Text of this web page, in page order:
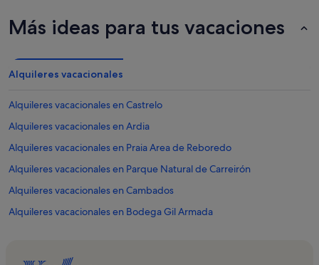
Más ideas para tus vacaciones
Alquileres vacacionales
Alquileres vacacionales en Castrelo
Alquileres vacacionales en Ardia
Alquileres vacacionales en Praia Area de Reboredo
Alquileres vacacionales en Parque Natural de Carreirón
Alquileres vacacionales en Cambados
Alquileres vacacionales en Bodega Gil Armada
Alquileres vacacionales en Iglesia de Santa Mariña Dozo